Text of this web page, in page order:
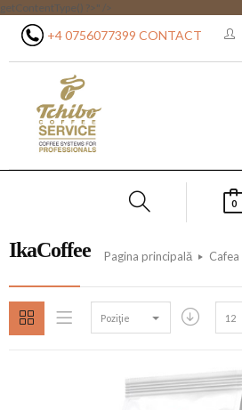
getContentType() ?>" />
+4 0756077399 CONTACT
0
IkaCoffee Pagina principală Cafea
12
Poziţie